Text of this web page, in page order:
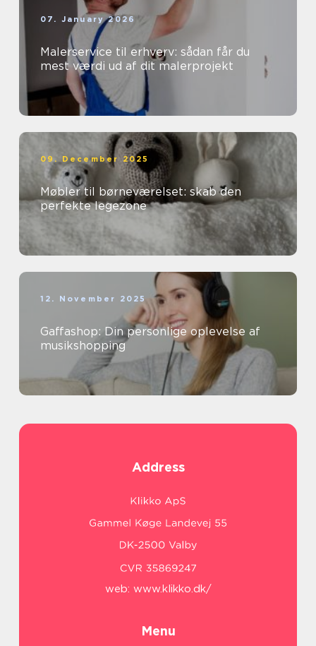
07. January 2026
Malerservice til erhverv: sådan får du
mest værdi ud af dit malerprojekt
09. December 2025
Møbler til børneværelset: skab den
perfekte legezone
12. November 2025
Gaffashop: Din personlige oplevelse af
musikshopping
Address
web: www.klikko.dk/
Menu